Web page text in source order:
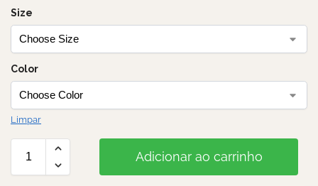
Size
Color
Limpar
Adicionar ao carrinho